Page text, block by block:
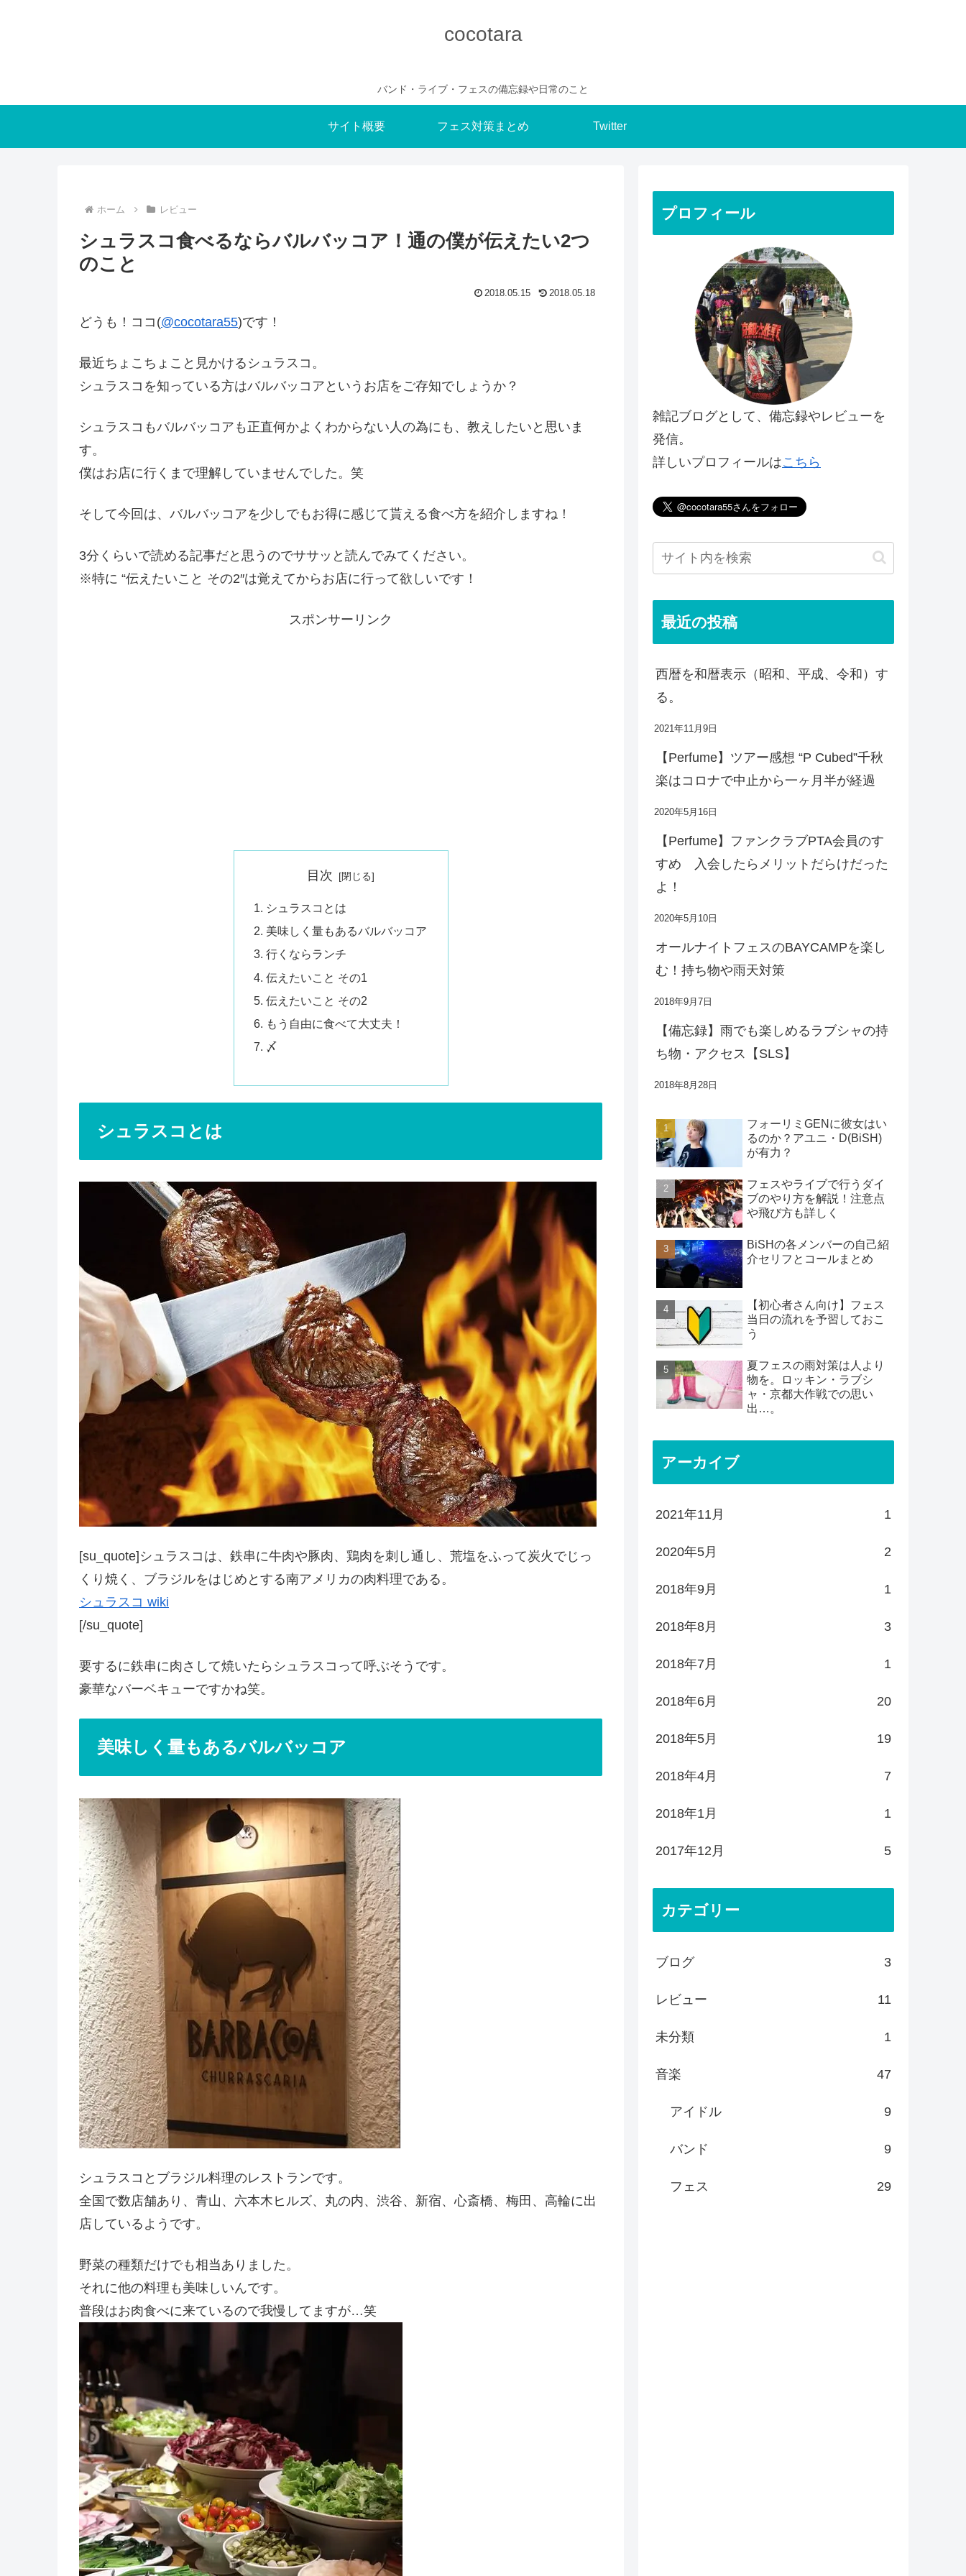
cocotara
バンド・ライブ・フェスの備忘録や日常のこと
サイト概要 フェス対策まとめ Twitter
ホーム レビュー
シュラスコ食べるならバルバッコア！通の僕が伝えたい2つ
のこと
2018.05.15 2018.05.18
どうも！ココ(@cocotara55)です！
最近ちょこちょこと見かけるシュラスコ。
シュラスコを知っている方はバルバッコアというお店をご存知でしょうか？
シュラスコもバルバッコアも正直何かよくわからない人の為にも、教えしたいと思いま
す。
僕はお店に行くまで理解していませんでした。笑
そして今回は、バルバッコアを少しでもお得に感じて貰える食べ方を紹介しますね！
3分くらいで読める記事だと思うのでササッと読んでみてください。
※特に “伝えたいこと その2″は覚えてからお店に行って欲しいです！
スポンサーリンク
目次
シュラスコとは
美味しく量もあるバルバッコア
行くならランチ
伝えたいこと その1
伝えたいこと その2
もう自由に食べて大丈夫！
〆
シュラスコとは
[su_quote]シュラスコは、鉄串に牛肉や豚肉、鶏肉を刺し通し、荒塩をふって炭火でじっ
くり焼く、ブラジルをはじめとする南アメリカの肉料理である。
シュラスコ wiki
[/su_quote]
要するに鉄串に肉さして焼いたらシュラスコって呼ぶそうです。
豪華なバーベキューですかね笑。
美味しく量もあるバルバッコア
シュラスコとブラジル料理のレストランです。
全国で数店舗あり、青山、六本木ヒルズ、丸の内、渋谷、新宿、心斎橋、梅田、高輪に出
店しているようです。
野菜の種類だけでも相当ありました。
それに他の料理も美味しいんです。
普段はお肉食べに来ているので我慢してますが…笑
プロフィール
雑記ブログとして、備忘録やレビューを
発信。
詳しいプロフィールはこちら
最近の投稿
西暦を和暦表示（昭和、平成、令和）す
る。
2021年11月9日
【Perfume】ツアー感想 “P Cubed”千秋
楽はコロナで中止から一ヶ月半が経過
2020年5月16日
【Perfume】ファンクラブPTA会員のす
すめ 入会したらメリットだらけだった
よ！
2020年5月10日
オールナイトフェスのBAYCAMPを楽し
む！持ち物や雨天対策
2018年9月7日
【備忘録】雨でも楽しめるラブシャの持
ち物・アクセス【SLS】
2018年8月28日
フォーリミGENに彼女はい
るのか？アユニ・D(BiSH)
が有力？
フェスやライブで行うダイ
ブのやり方を解説！注意点
や飛び方も詳しく
BiSHの各メンバーの自己紹
介セリフとコールまとめ
【初心者さん向け】フェス
当日の流れを予習しておこ
う
夏フェスの雨対策は人より
物を。ロッキン・ラブシ
ャ・京都大作戦での思い
出…。
アーカイブ
2021年11月 1
2020年5月 2
2018年9月 1
2018年8月 3
2018年7月 1
2018年6月 20
2018年5月 19
2018年4月 7
2018年1月 1
2017年12月 5
カテゴリー
ブログ 3
レビュー 11
未分類 1
音楽 47
アイドル 9
バンド 9
フェス 29